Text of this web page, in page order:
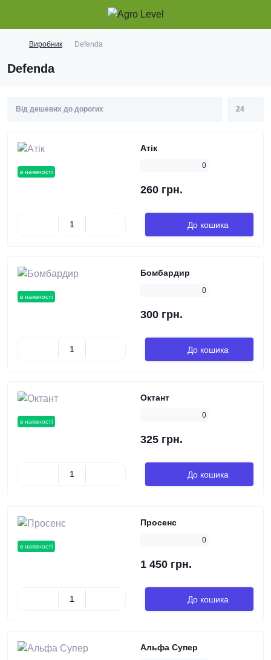
Виробник Defenda
Defenda
в наявності
Атік
0
260 грн.
До кошика
в наявності
Бомбардир
0
300 грн.
До кошика
в наявності
Октант
0
325 грн.
До кошика
в наявності
Просенс
0
1 450 грн.
До кошика
Альфа Супер